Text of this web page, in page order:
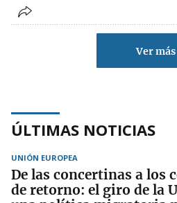
Ver más
ÚLTIMAS NOTICIAS
UNIÓN EUROPEA
De las concertinas a los
de retorno: el giro de la